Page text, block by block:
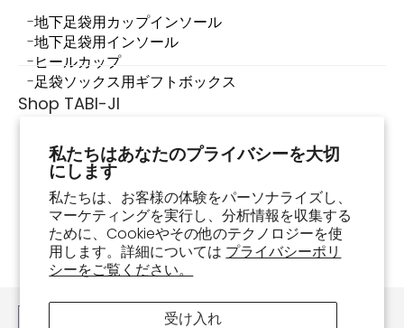
私たちはあなたのプライバシーを大切
にします
私たちは、お客様の体験をパーソナライズし、
マーケティングを実行し、分析情報を収集する
ために、Cookieやその他のテクノロジーを使
用します。詳細については プライバシーポリ
シーをご覧ください。
受け入れ
地下足袋用カップインソール
地下足袋用インソール
ヒールカップ
足袋ソックス用ギフトボックス
Shop TABI-JI
店舗情報
足袋スニーカーって何？
足袋スニーカーの履き方・お手入れ方法
よくあるご質問
お買い物ガイド
注文確認
お問い合わせ